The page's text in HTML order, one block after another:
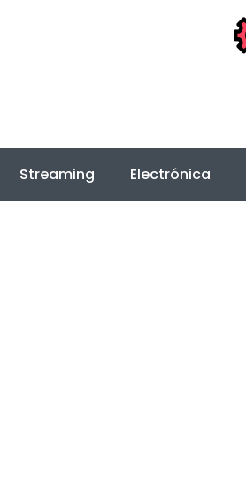
Streaming Electrónica